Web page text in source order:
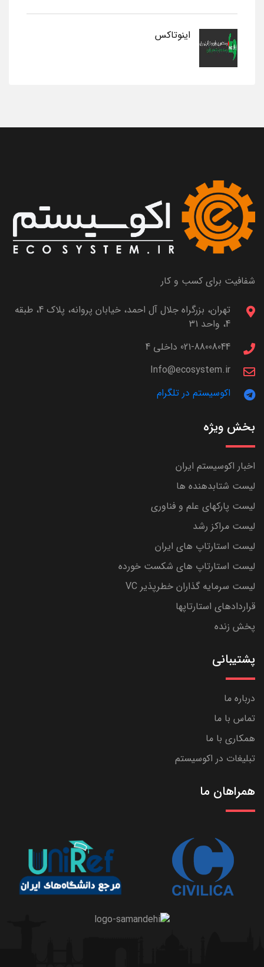
اینوتاکس
شفافیت برای کسب و کار
تهران، بزرگراه جلال آل احمد، خیابان پروانه، پلاک 4، طبقه
4، واحد 31
021-88008044 داخلی 4
Info@ecosystem.ir
اکوسیستم در تلگرام
بخش ویژه
اخبار اکوسیستم ایران
لیست شتابدهنده ها
لیست پارکهای علم و فناوری
لیست مراکز رشد
لیست استارتاپ های ایران
لیست استارتاپ های شکست خورده
لیست سرمایه گذاران خطرپذیر VC
قراردادهای استارتاپها
پخش زنده
پشتیبانی
درباره ما
تماس با ما
همکاری با ما
تبلیغات در اکوسیستم
همراهان ما